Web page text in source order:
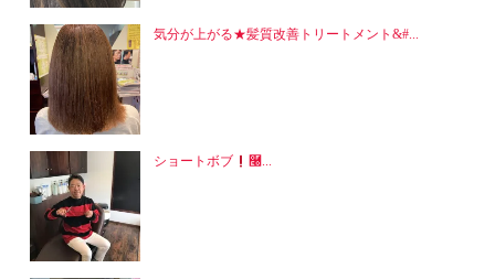
気分が上がる★髪質改善トリートメント&#...
ショートボブ ࿠...